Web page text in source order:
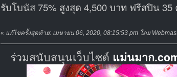
รับโบนัส 75% สูงสุด 4,500 บาท ฟรีสปิน 35
« แก้ไขครั้งสุดท้าย: เมษายน 06, 2020, 08:15:53 pm โดย
ร่วมสนับสนุนเว็บไซต์ แม่นมาก